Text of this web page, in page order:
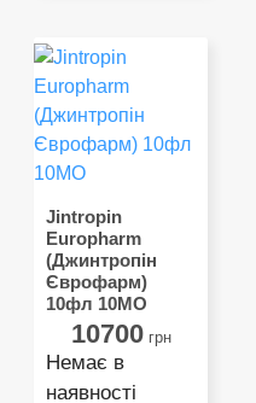
Jintropin
Europharm
(Джинтропін
Єврофарм)
10фл 10MО
10700грн
Немає в
наявності